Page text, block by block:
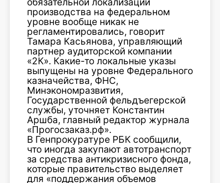
производства на федеральном
уровне вообще никак не
регламентировались, говорит
Тамара Касьянова, управляющий
партнер аудиторской компании
«2К». Какие-то локальные указы
выпущены на уровне Федерального
казначейства, ФНС,
Минэкономразвития,
Государственной фельдъегерской
службы, уточняет Константин
Аршба, главный редактор журнала
«Прогосзаказ.рф».
В Генпрокуратуре РБК сообщили,
что иногда закупают автотранспорт
за средства антикризисного фонда,
которые правительство выделяет
для «поддержания объемов